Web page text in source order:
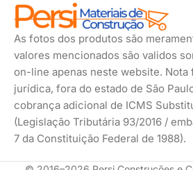
As fotos dos produtos são
valores mencionados são validos
on-line apenas neste website. Nota
jurídica, fora do estado de São
cobrança adicional de ICMS
(Legislação Tributária 93/2016 /
7 da Constituição Federal de 1988).